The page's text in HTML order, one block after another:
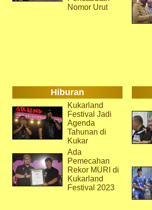
Nomor Urut
Hiburan
Kukarland
Festival Jadi
Agenda
Tahunan di
Kukar
Ada
Pemecahan
Rekor MURI di
Kukarland
Festival 2023